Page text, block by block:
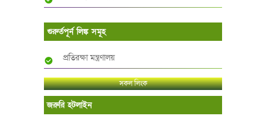
গুরুর্তপূর্ন লিঙ্ক সমূহ
প্রতিরক্ষা মন্ত্রণালয়
সকল লিংক
জরুরি হটলাইন